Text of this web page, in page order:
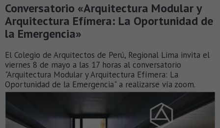
Conversatorio «Arquitectura Modular y
Arquitectura Efímera: La Oportunidad de
la Emergencia»
El Colegio de Arquitectos de Perú, Regional Lima invita el
viernes 8 de mayo a las 17 horas al conversatorio
"Arquitectura Modular y Arquitectura Efímera: La
Oportunidad de la Emergencia" a realizarse vía zoom.